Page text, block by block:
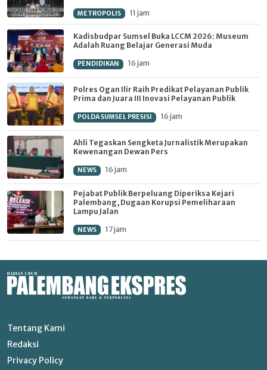
METROPOLIS 11 jam
Kadisbudpar Sumsel Buka LCCM 2026: Museum
Adalah Ruang Belajar Generasi Muda
PENDIDIKAN 16 jam
Polres Ogan Ilir Raih Predikat Pelayanan Publik
Prima dan Juara III Inovasi Pelayanan Publik
POLDA SUMSEL PRESISI 16 jam
Ahli Tegaskan Sengketa Jurnalistik Merupakan
Kewenangan Dewan Pers
NEWS 16 jam
Pejabat Publik Berpeluang Diperiksa Kejari
Palembang, Dugaan Korupsi Pemeliharaan
Lampu Jalan
NEWS 17 jam
Tentang Kami
Redaksi
Privacy Policy